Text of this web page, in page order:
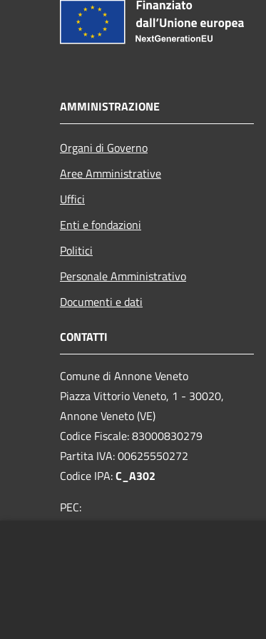
AMMINISTRAZIONE
Organi di Governo
Aree Amministrative
Uffici
Enti e fondazioni
Politici
Personale Amministrativo
Documenti e dati
CONTATTI
Comune di Annone Veneto
Piazza Vittorio Veneto, 1 - 30020,
Annone Veneto (VE)
Codice Fiscale: 83000830279
Partita IVA: 00625550272
Codice IPA:C_A302
PEC: